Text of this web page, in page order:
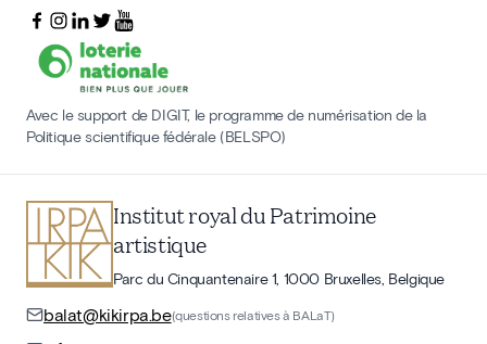
Avec le support de DIGIT, le programme de numérisation de la
Politique scientifique fédérale (BELSPO)
Institut royal du Patrimoine
artistique
Parc du Cinquantenaire 1, 1000 Bruxelles, Belgique
balat@kikirpa.be(questions relatives à BALaT)